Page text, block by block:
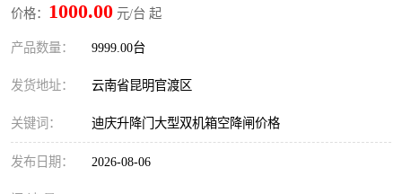
价格： 1000.00 元/台 起
产品数量： 9999.00台
发货地址： 云南省昆明官渡区
关键词： 迪庆升降门大型双机箱空降闸价格
发布日期： 2026-08-06